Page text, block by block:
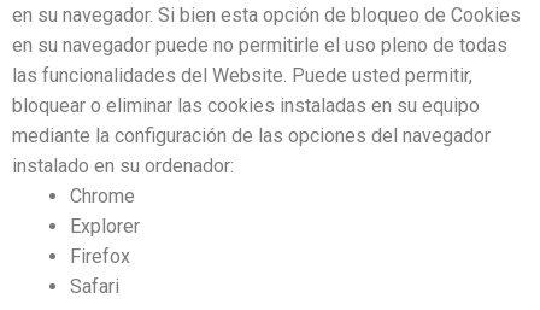
en su navegador. Si bien esta opción de bloqueo de Cookies
en su navegador puede no permitirle el uso pleno de todas
las funcionalidades del Website. Puede usted permitir,
bloquear o eliminar las cookies instaladas en su equipo
mediante la configuración de las opciones del navegador
instalado en su ordenador:
Chrome
Explorer
Firefox
Safari